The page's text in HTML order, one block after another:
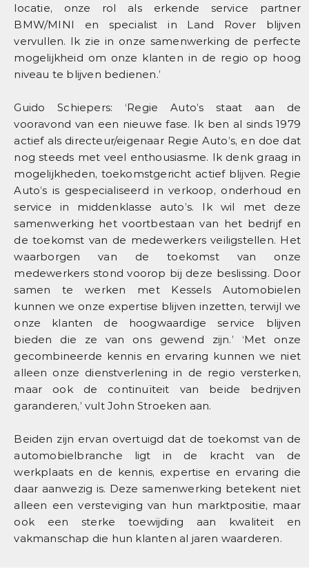
locatie, onze rol als erkende service partner
BMW/MINI en specialist in Land Rover blijven
vervullen. Ik zie in onze samenwerking de perfecte
mogelijkheid om onze klanten in de regio op hoog
niveau te blijven bedienen.’
Guido Schiepers: ‘Regie Auto’s staat aan de
vooravond van een nieuwe fase. Ik ben al sinds 1979
actief als directeur/eigenaar Regie Auto’s, en doe dat
nog steeds met veel enthousiasme. Ik denk graag in
mogelijkheden, toekomstgericht actief blijven. Regie
Auto’s is gespecialiseerd in verkoop, onderhoud en
service in middenklasse auto’s. Ik wil met deze
samenwerking het voortbestaan van het bedrijf en
de toekomst van de medewerkers veiligstellen. Het
waarborgen van de toekomst van onze
medewerkers stond voorop bij deze beslissing. Door
samen te werken met Kessels Automobielen
kunnen we onze expertise blijven inzetten, terwijl we
onze klanten de hoogwaardige service blijven
bieden die ze van ons gewend zijn.’ ‘Met onze
gecombineerde kennis en ervaring kunnen we niet
alleen onze dienstverlening in de regio versterken,
maar ook de continuïteit van beide bedrijven
garanderen,’ vult John Stroeken aan.
Beiden zijn ervan overtuigd dat de toekomst van de
automobielbranche ligt in de kracht van de
werkplaats en de kennis, expertise en ervaring die
daar aanwezig is. Deze samenwerking betekent niet
alleen een versteviging van hun marktpositie, maar
ook een sterke toewijding aan kwaliteit en
vakmanschap die hun klanten al jaren waarderen.